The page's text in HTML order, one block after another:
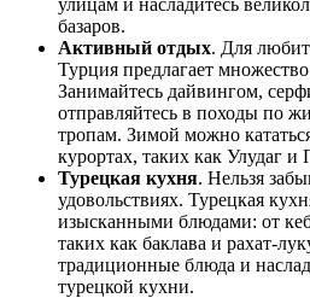
базаров.
Активный отдых. Для
Турция предлагает
Занимайтесь дайвингом,
отправляйтесь в походы по
тропам. Зимой можно
курортах, таких как Улудаг и
Турецкая кухня. Нельзя
удовольствиях. Турецкая
изысканными блюдами: от
таких как баклава и рахат-
традиционные блюда и
турецкой кухни.